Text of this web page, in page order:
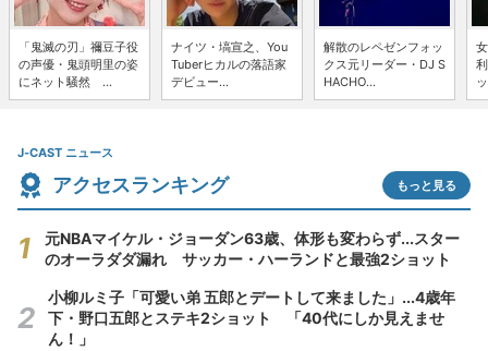
「鬼滅の刃」禰豆子役
の声優・鬼頭明里の姿
にネット騒然 ...
ナイツ・塙宣之、You
Tuberヒカルの落語家
デビュー...
解散のレペゼンフォッ
クス元リーダー・DJ S
HACHO...
J-CAST ニュース
アクセスランキング もっと見る
元NBAマイケル・ジョーダン63歳、体形も変わらず...スター
のオーラダダ漏れ サッカー・ハーランドと最強2ショット
小柳ルミ子「可愛い弟 五郎とデートして来ました」...4歳年
下・野口五郎とステキ2ショット 「40代にしか見えませ
ん！」